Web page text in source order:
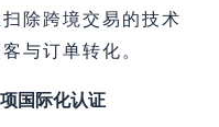
除跨境交易的技术
与订单转化。
国际化认证